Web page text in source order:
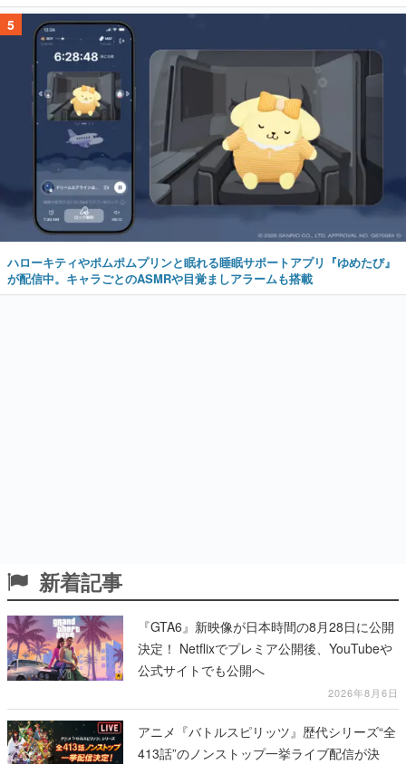
5
ハローキティやポムポムプリンと眠れる睡眠サポートアプリ『ゆめたび』
が配信中。キャラごとのASMRや目覚ましアラームも搭載
新着記事
『GTA6』新映像が日本時間の8月28日に公開
決定！ Netflixでプレミア公開後、YouTubeや
公式サイトでも公開へ
2026年8月6日
アニメ『バトルスピリッツ』歴代シリーズ“全
413話”のノンストップ一挙ライブ配信が決